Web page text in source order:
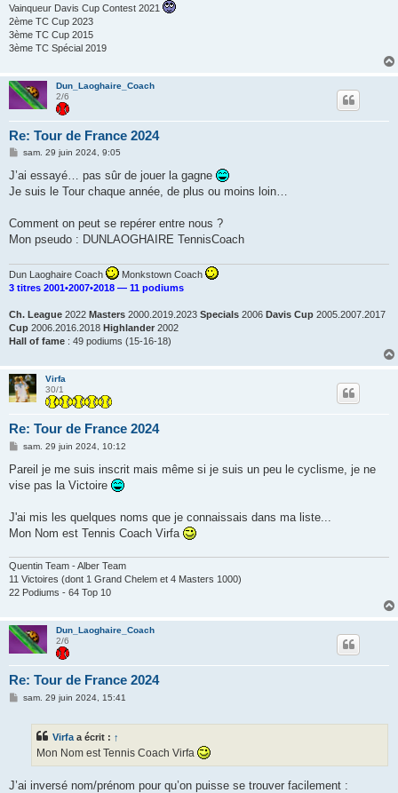
Vainqueur Davis Cup Contest 2021
2ème TC Cup 2023
3ème TC Cup 2015
3ème TC Spécial 2019
Dun_Laoghaire_Coach
2/6
Re: Tour de France 2024
M
s
a
sam. 29 juin 2024, 9:05
J’ai essayé… pas sûr de jouer la gagne
Je suis le Tour chaque année, de plus ou moins loin…
Comment on peut se repérer entre nous ?
Mon pseudo : DUNLAOGHAIRE TennisCoach
Dun Laoghaire Coach
Monkstown Coach
3 titres 2001•2007•2018 — 11 podiums
Ch. League 2022 Masters 2000.2019.2023 Specials 2006 Davis Cup 2005.2007.2017
Cup 2006.2016.2018 Highlander 2002
Hall of fame : 49 podiums (15-16-18)
Virfa
30/1
Re: Tour de France 2024
M
s
a
sam. 29 juin 2024, 10:12
Pareil je me suis inscrit mais même si je suis un peu le cyclisme, je ne
vise pas la Victoire
J'ai mis les quelques noms que je connaissais dans ma liste...
Mon Nom est Tennis Coach Virfa
Quentin Team - Alber Team
11 Victoires (dont 1 Grand Chelem et 4 Masters 1000)
22 Podiums - 64 Top 10
Dun_Laoghaire_Coach
2/6
Re: Tour de France 2024
Msam. 29 juin 2024, 15:41
Virfa a écrit : ↑
Mon Nom est Tennis Coach Virfa
J’ai inversé nom/prénom pour qu’on puisse se trouver facilement :